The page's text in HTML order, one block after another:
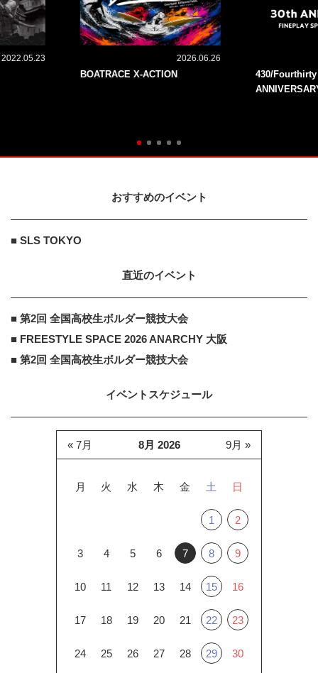
2022.05.23 2026.06.26
BOATRACE X-ACTION
430/
おすすめのイベント
■ SLS TOKYO
直近のイベント
■ 第2回 全国高校生ボルダー競技大会
■ FREESTYLE SPACE 2026 ANARCHY 大阪
■ 第2回 全国高校生ボルダー競技大会
イベントスケジュール
8月 2026
月 火 水 木 金 土 日
1 2
3 4 5 6 7 8 9
10 11 12 13 14 15 16
17 18 19 20 21 22 23
24 25 26 27 28 29 30
« 7月 9月 »